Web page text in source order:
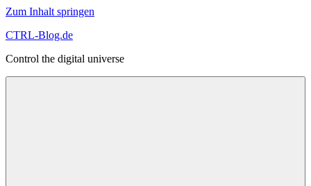
Zum Inhalt springen
CTRL-Blog.de
Control the digital universe